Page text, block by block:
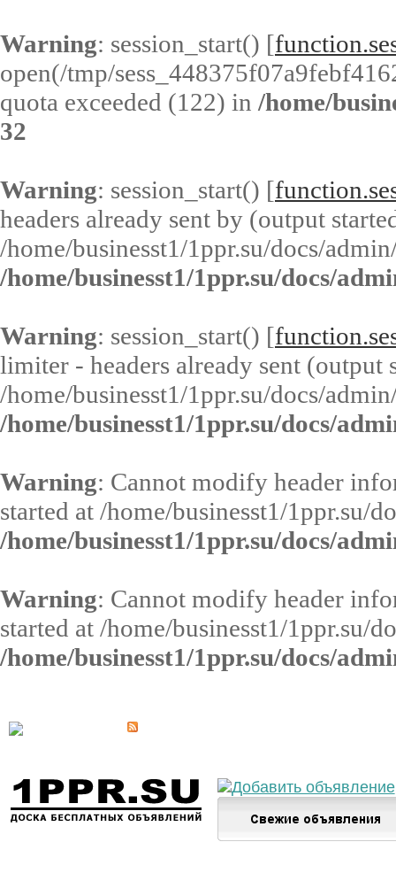
Warning: session_start() [
open(/tmp/
quota exceeded (122) in /home/
32
Warning: session_start() [
headers already sent by (output
/home/businesst1/1ppr.su/docs/
/home/businesst1/1ppr.su/docs/
Warning: session_start() [
limiter - headers already sent (output
/home/businesst1/1ppr.su/docs/
/home/businesst1/1ppr.su/docs/
Warning: Cannot modify header
started at /home/businesst1/1ppr.su/
/home/businesst1/1ppr.su/docs/
Warning: Cannot modify header
started at /home/businesst1/1ppr.su/
/home/businesst1/1ppr.su/docs/